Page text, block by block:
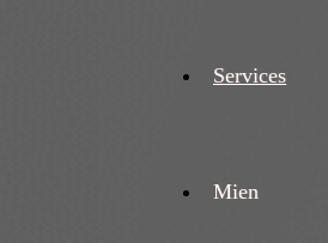
Services
Mien